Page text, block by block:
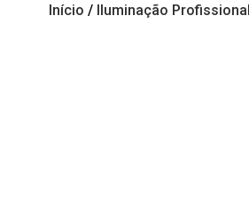
Início / Iluminação Profissional